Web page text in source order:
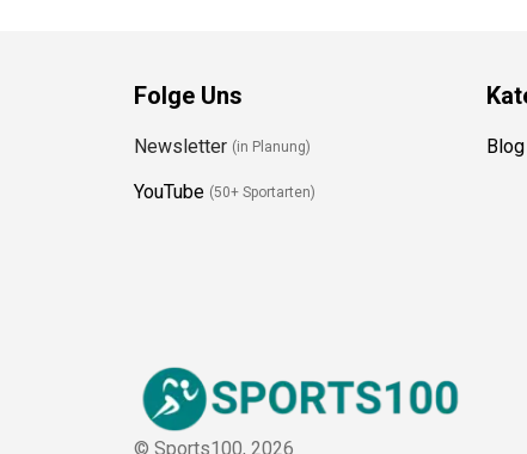
Folge Uns
Newsletter(in Planung)
YouTube (50+ Sportarten)
Blog
© Sports100, 2026